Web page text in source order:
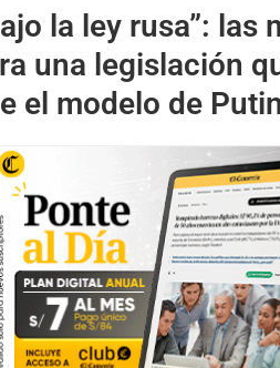
la ley rusa”: las
una legislación
el modelo de Putin